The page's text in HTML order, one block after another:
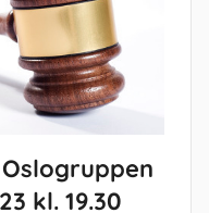
kl. 19.30